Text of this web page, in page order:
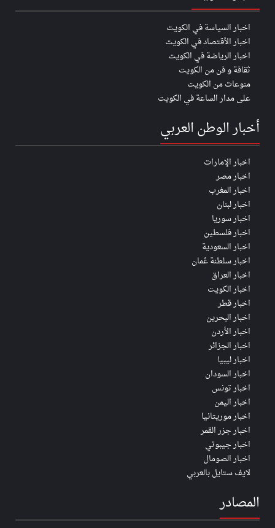
اخبار السياسة في الكويت
اخبار الأقتصاد في الكويت
اخبار الرياضة في الكويت
ثقافة و فن من الكويت
منوعات من الكويت
على مدار الساعة في الكويت
أخبار الوطن العربي
اخبار الإمارات
اخبار مصر
اخبار المغرب
اخبار لبنان
اخبار سوريا
اخبار فلسطين
اخبار السعودية
اخبار سلطنة عُمان
اخبار العراق
اخبار الكويت
اخبار قطر
اخبار البحرين
اخبار الأردن
اخبار الجزائر
اخبار ليبيا
اخبار السودان
اخبار تونس
اخبار اليمن
اخبار موريتانيا
اخبار جزر القمر
اخبار جيبوتي
اخبار الصومال
لايف ستايل بالعربي
المصادر